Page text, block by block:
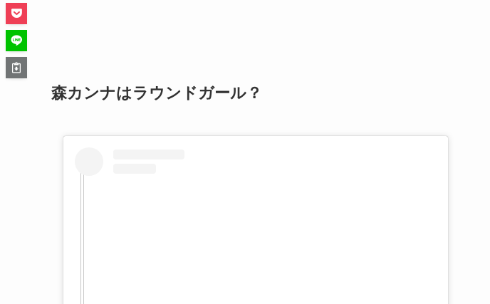
森カンナはラウンドガール？